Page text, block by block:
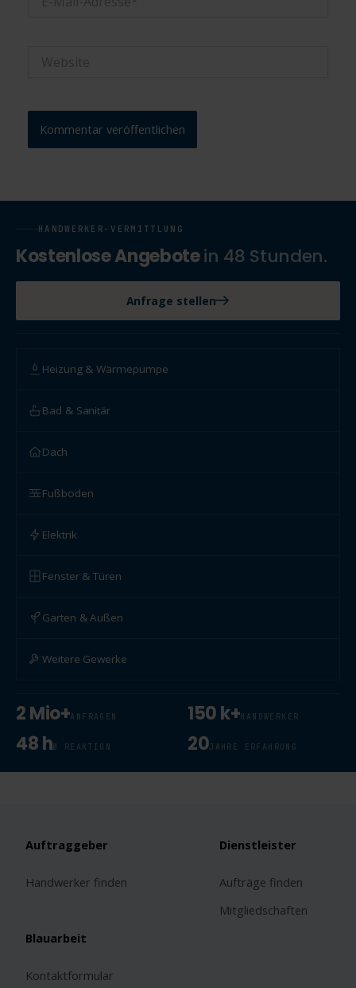
Mail-
HANDWERKER-VERMITTLUNG
Kostenlose Angebotein 48 Stunden.
Anfrage stellen
Heizung & Wärmepumpe
Bad & Sanitär
Dach
Fußboden
Elektrik
Fenster & Türen
Garten & Außen
Weitere Gewerke
2 Mio+ANFRAGEN 150 k+HANDWERKER
48 hØ REAKTION 20JAHRE ERFAHRUNG
Auftraggeber
Handwerker finden
Dienstleister
Aufträge finden
Mitgliedschaften
Blauarbeit
Kontaktformular